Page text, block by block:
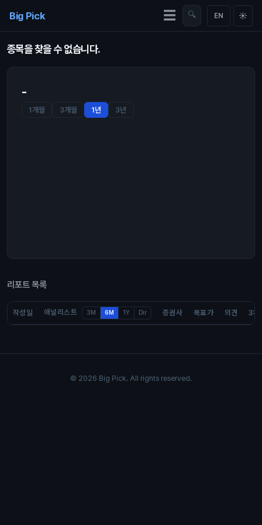
Big Pick ☰ 🔍 EN ☀
종목을 찾을 수 없습니다.
-
1개월 3개월 1년 3년
리포트 목록
작성일 애널리스트 3M 6M 1Y Dir 증권사 목표가 의견 3개
© 2026 Big Pick. All rights reserved.